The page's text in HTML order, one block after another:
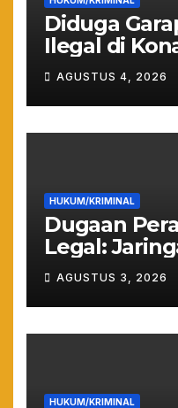
Diduga
Ilegal di
Anggota
Suparjo
Tersangka
AGUSTUS 4, 2026
HUKUM/KRIMINAL
Dugaan
Legal:
Puuwatu
Rapi dan
AGUSTUS 3, 2026
HUKUM/KRIMINAL